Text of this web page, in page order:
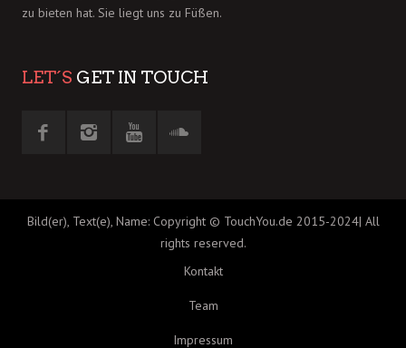
zu bieten hat. Sie liegt uns zu Füßen.
LET´S GET IN TOUCH
Bild(er), Text(e), Name: Copyright © TouchYou.de 2015-2024| All
rights reserved.
Kontakt
Team
Impressum